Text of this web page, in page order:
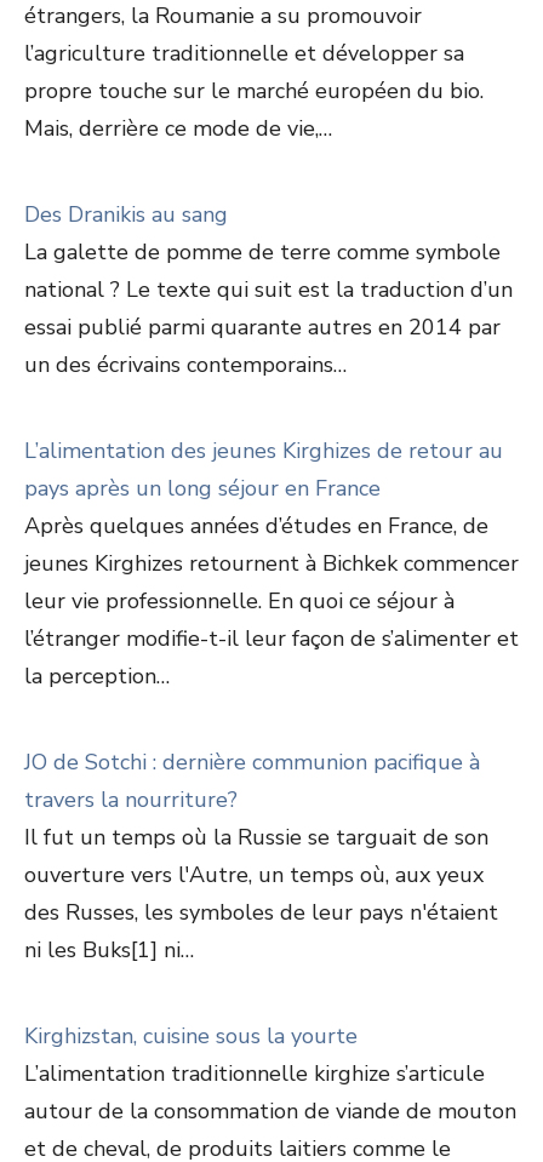
étrangers, la Roumanie a su promouvoir
l’agriculture traditionnelle et développer sa
propre touche sur le marché européen du bio.
Mais, derrière ce mode de vie,…
Des Dranikis au sang
La galette de pomme de terre comme symbole
national ? Le texte qui suit est la traduction d’un
essai publié parmi quarante autres en 2014 par
un des écrivains contemporains…
L’alimentation des jeunes Kirghizes de retour au
pays après un long séjour en France
Après quelques années d’études en France, de
jeunes Kirghizes retournent à Bichkek commencer
leur vie professionnelle. En quoi ce séjour à
l’étranger modifie-t-il leur façon de s’alimenter et
la perception…
JO de Sotchi : dernière communion pacifique à
travers la nourriture?
Il fut un temps où la Russie se targuait de son
ouverture vers l'Autre, un temps où, aux yeux
des Russes, les symboles de leur pays n'étaient
ni les Buks[1] ni…
Kirghizstan, cuisine sous la yourte
L’alimentation traditionnelle kirghize s’articule
autour de la consommation de viande de mouton
et de cheval, de produits laitiers comme le